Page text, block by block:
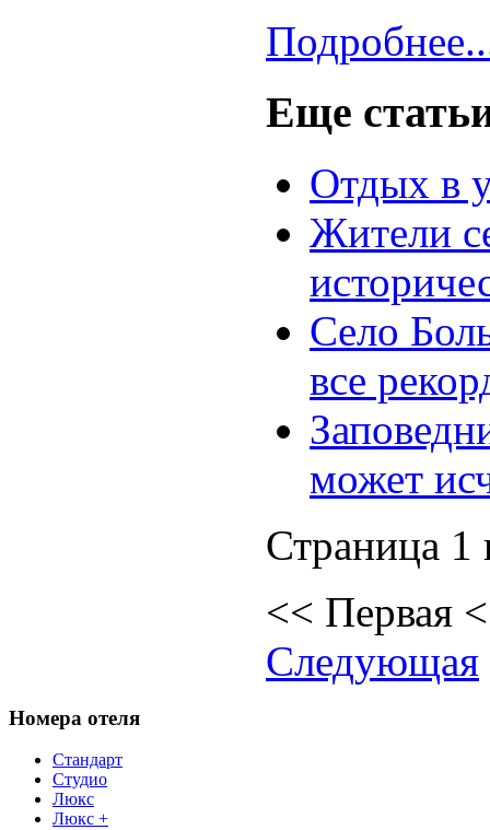
Еще
Отдых в
Жители
Cело
все
может
Страница 1
<< Первая
Следующая
Номера отеля
Стандарт
Студио
Люкс
Люкс +